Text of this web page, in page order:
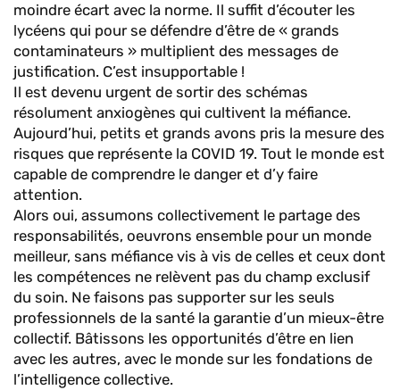
moindre écart avec la norme. Il suffit d’écouter les
lycéens qui pour se défendre d’être de « grands
contaminateurs » multiplient des messages de
justification. C’est insupportable !
Il est devenu urgent de sortir des schémas
résolument anxiogènes qui cultivent la méfiance.
Aujourd’hui, petits et grands avons pris la mesure des
risques que représente la COVID 19. Tout le monde est
capable de comprendre le danger et d’y faire
attention.
Alors oui, assumons collectivement le partage des
responsabilités, oeuvrons ensemble pour un monde
meilleur, sans méfiance vis à vis de celles et ceux dont
les compétences ne relèvent pas du champ exclusif
du soin. Ne faisons pas supporter sur les seuls
professionnels de la santé la garantie d’un mieux-être
collectif. Bâtissons les opportunités d’être en lien
avec les autres, avec le monde sur les fondations de
l’intelligence collective.